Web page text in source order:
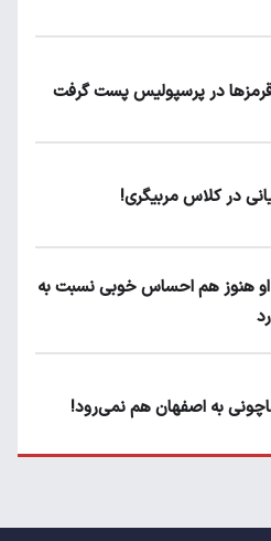
در پرسپولیس پست گرفت
در کلاس مربیگری!
او هنوز هم احساس خوبی نسبت به
به اصفهان هم نمی‌رود!